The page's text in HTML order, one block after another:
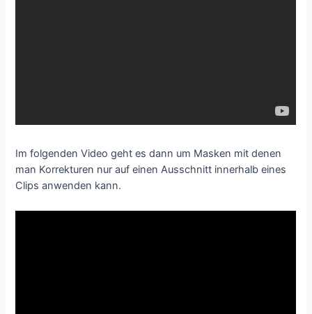
Im folgenden Video geht es dann um Masken mit denen
man Korrekturen nur auf einen Ausschnitt innerhalb eines
Clips anwenden kann.